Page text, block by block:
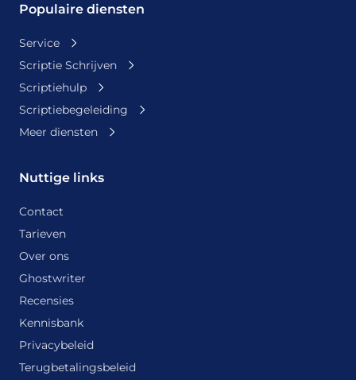
Populaire diensten
Service
Scriptie Schrijven
Scriptiehulp
Scriptiebegeleiding
Meer diensten
Nuttige links
Contact
Tarieven
Over ons
Ghostwriter
Recensies
Kennisbank
Privacybeleid
Terugbetalingsbeleid